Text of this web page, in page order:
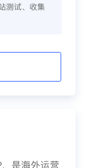
测试、收集
是海外运营